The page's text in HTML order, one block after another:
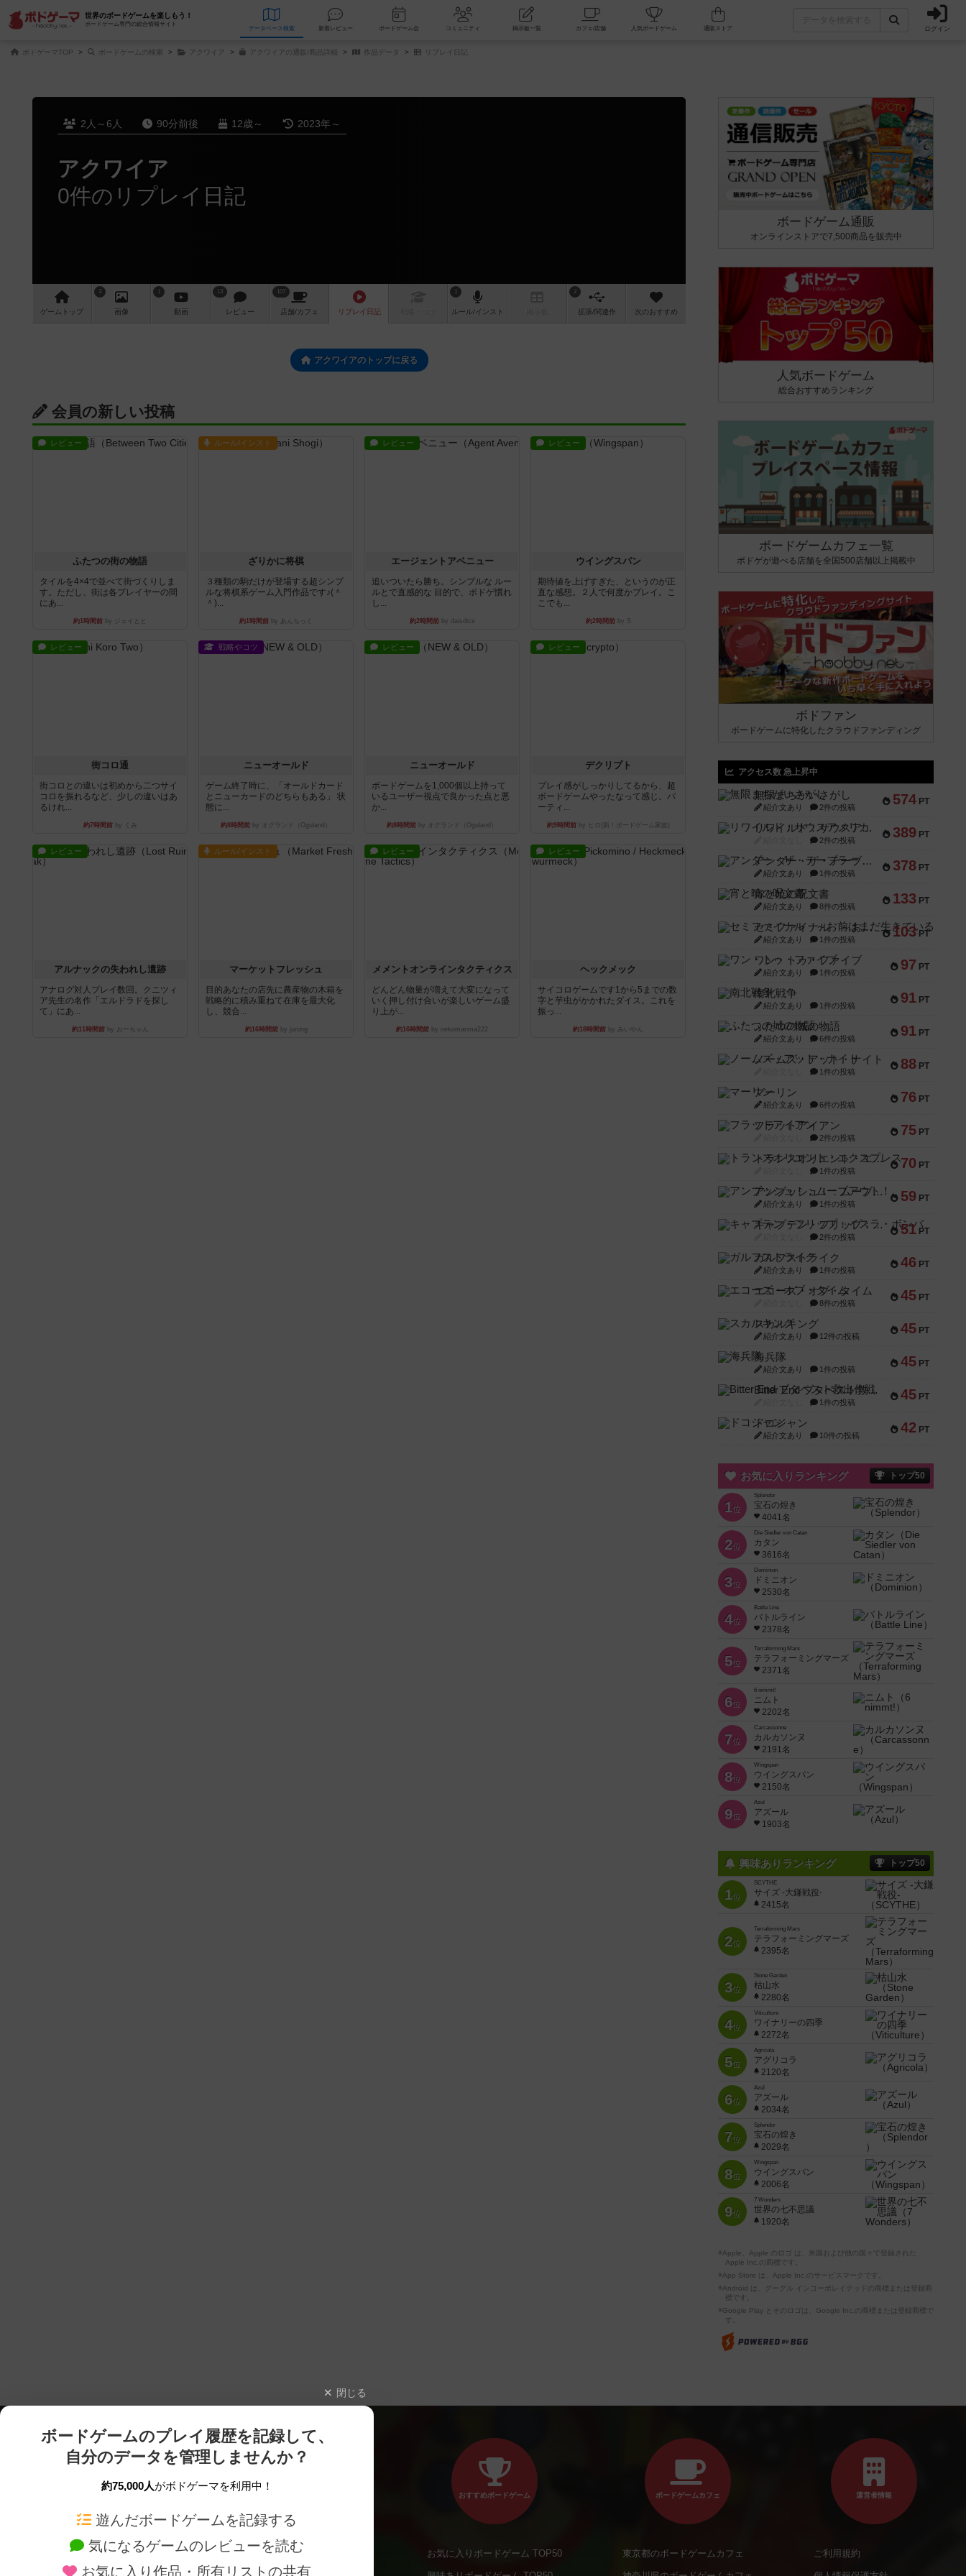
世界のボードゲームを楽しもう！
ボードゲーム専門の総合情報サイト
データベース 検索 新着レビュー ボードゲーム会 コミュニティ 掲示板一覧 カフェ/店舗 人気ボードゲーム ログイン
ボドゲーマTOP ボードゲームの検索 アクワイア アクワイアの通販/商品詳細 作品データ リプレイ日記
2人～6人 90分前後 12歳～ 2023年～
アクワイア
0件のリプレイ日記
ゲーム トップ
3
画像
1
動画
13
レビュー
107
店舗/カフェ リプレイ 日記
1
ルール/インスト
2
拡張/関連作 次のおすすめ
アクワイアのトップに戻る
会員の新しい投稿
レビュー
ふたつの街の物語
タイルを4×4で並べて街づくりしま
す。ただし、街は各プレイヤーの間
にあ...
約1時間前 by ジェイとと
ルール/インスト
ざりかに将棋
３種類の駒だけが登場する超シンプ
ルな将棋系ゲーム入門作品です♪(＾
＾)...
約1時間前 by あんちっく
レビュー
エージェントアベニュー
追いついたら勝ち。シンプルな ルー
ルとで直感的な 目的で、ボドゲ慣れ
し...
約2時間前by daisdice
レビュー
ウイングスパン
期待値を上げすぎた、というのが正
直な感想。２人で何度かプレイ。こ
こでも...
約2時間前by S
レビュー
街コロ通
街コロとの違いは初めから二つサイ
コロを振れるなど、少しの違いはあ
るけれ...
約7時間前by くみ
戦略やコツ
ニューオールド
ゲーム終了時に、「オールドカード
とニューカードのどちらもある」 状
態に...
約8時間前 by オグランド（Oguland）
レビュー
ニューオールド
ボードゲームを1,000個以上持って
いるユーザー視点で良かった点と悪
か...
約8時間前 by オグランド（Oguland）
レビュー
デクリプト
プレイ感がしっかりしてるから、超
ボードゲームやったなって感じ。パ
ーティ...
約9時間前by ヒロ(新！ボードゲーム家族)
レビュー
アルナックの失われし遺跡
アナログ対人プレイ数回。クニツィ
ア先生の名作「エルドラドを探し
て」にあ...
約11時間前by おーちゃん
ルール/インスト
マーケットフレッシュ
目的あなたの店先に農産物の木箱を
戦略的に積み重ねて在庫を最大化
し、競合...
約16時間前by jurong
レビュー
メメントオンラインタクティクス
どんどん物量が増えて大変になって
いく押し付け合いが楽しいゲーム盛
り上が...
約16時間前 by nekomanma222
レビュー
ヘックメック
サイコロゲームです1から5までの数
字と芋虫がかかれたダイス。これを
振っ...
約18時間前 by みいやん
ボードゲーム通販
オンラインストアで7,500商品を販売中
人気ボードゲーム
総合おすすめランキング
ボードゲームカフェ一覧
ボドゲが遊べる店舗を全国500店舗以上掲載中
ボドファン
ボードゲームに特化したクラウドファンディング
アクセス数 急上昇中
574 PT
無限まちがいさがし
紹介文あり 2件の投稿
389 PT
リワイルド：サウスアメリカ
2件の投稿
378 PT
アンダー・ザ・テーブラー
紹介文あり 1件の投稿
133 PT
宵と暁の呪文書
紹介文あり 8件の投稿
103 PT
セミファイナル ～お前はまだ生きている～
紹介文あり 1件の投稿
97 PT
ワン・トゥ・ファイブ
紹介文あり 1件の投稿
91 PT
南北戦争
紹介文あり 1件の投稿
91 PT
ふたつの城の物語
紹介文あり 6件の投稿
88 PT
ノームズ・アット・ナイト
1件の投稿
76 PT
マーリン
紹介文あり 6件の投稿
75 PT
フラットアイアン
2件の投稿
70 PT
トランスオリエント・エクスプレス
1件の投稿
59 PT
アンブッシュ！：ムーブアウト！
紹介文あり 1件の投稿
51 PT
キャプテン・フリップ：イスラ・ボンバ
2件の投稿
46 PT
ガルフストライク
紹介文あり 1件の投稿
45 PT
エコーズ・オブ・タイム
8件の投稿
45 PT
スカルキング
紹介文あり 12件の投稿
45 PT
海兵隊
紹介文あり 1件の投稿
45 PT
Bitter End ブタペスト救出作戦
1件の投稿
42 PT
ドコジャン
紹介文あり 10件の投稿
お気に入りランキング トップ50
1位
Splendor
宝石の煌き
4041名
2位
Die Siedler von Catan
カタン
3616名
3位
Dominion
ドミニオン
2530名
4位
Battle Line
バトルライン
2378名
5位
Terraforming Mars
テラフォーミングマーズ
2371名
6位
6 nimmt!
ニムト
2202名
7位
Carcassonne
カルカソンヌ
2191名
8位
Wingspan
ウイングスパン
2150名
9位
Azul
アズール
1903名
興味ありランキング トップ50
1位
SCYTHE
サイズ -大鎌戦役-
2415名
2位
Terraforming Mars
テラフォーミングマーズ
2395名
3位
Stone Garden
枯山水
2280名
4位
Viticulture
ワイナリーの四季
2272名
5位
Agricola
アグリコラ
2120名
6位
Azul
アズール
2034名
7位
Splendor
宝石の煌き
2029名
8位
Wingspan
ウイングスパン
2006名
9位
7 Wonders
世界の七不思議
1920名
※Apple、Apple のロゴ は、米国および他の国々で登録された
Apple Inc.の商標です。
※App Store は、Apple Inc.のサービスマークです。
※Android は、グーグル インコーポレイテッドの商標または登録商
標です。
※Google Play とそのロゴは、Google Inc.の商標または登録商標で
す。
閉じる
ボードゲームのプレイ履歴を記録して、
自分のデータを管理しませんか？
約75,000人がボドゲーマを利用中！
遊んだボードゲームを記録する
気になるゲームのレビューを読む
お気に入り作品・所有リストの共有
ボードゲームを検索する 新作・再入荷情報
おすすめボードゲーム
お気に入りボードゲーム TOP50
ボードゲームカフェ
東京都のボードゲームカフェ
運営者情報
ご利用規約